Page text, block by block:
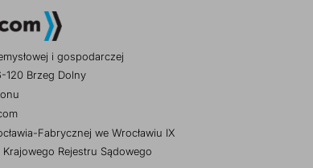
i gospodarczej
120 Brzeg Dolny
Fabrycznej we Wrocławiu IX
Rejestru Sądowego